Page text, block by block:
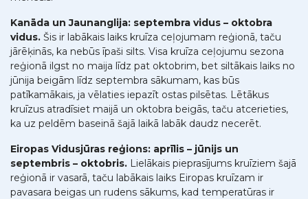
Kanāda un Jaunanglija: septembra vidus – oktobra
vidus. Šis ir labākais laiks kruīza ceļojumam reģionā, taču
jārēķinās, ka nebūs īpaši silts. Visa kruīza ceļojumu sezona
reģionā ilgst no maija līdz pat oktobrim, bet siltākais laiks no
jūnija beigām līdz septembra sākumam, kas būs
patīkamākais, ja vēlaties iepazīt ostas pilsētas. Lētākus
kruīzus atradīsiet maijā un oktobra beigās, taču atcerieties,
ka uz peldēm baseinā šajā laikā labāk daudz necerēt.
Eiropas Vidusjūras reģions: aprīlis – jūnijs un
septembris – oktobris. Lielākais pieprasījums kruīziem šajā
reģionā ir vasarā, taču labākais laiks Eiropas kruīzam ir
pavasara beigas un rudens sākums, kad temperatūras ir